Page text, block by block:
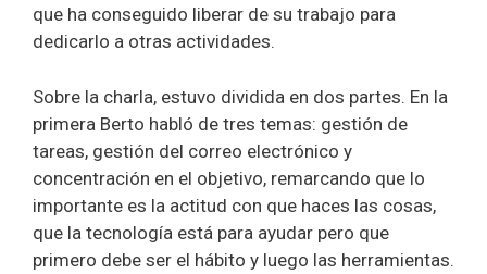
que ha conseguido liberar de su trabajo para
dedicarlo a otras actividades.
Sobre la charla, estuvo dividida en dos partes. En la
primera Berto habló de tres temas: gestión de
tareas, gestión del correo electrónico y
concentración en el objetivo, remarcando que lo
importante es la actitud con que haces las cosas,
que la tecnología está para ayudar pero que
primero debe ser el hábito y luego las herramientas.